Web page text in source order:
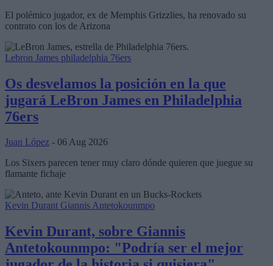
El polémico jugador, ex de Memphis Grizzlies, ha renovado su
contrato con los de Arizona
Lebron James philadelphia 76ers
Os desvelamos la posición en la que
jugará LeBron James en Philadelphia
76ers
Juan López - 06 Aug 2026
Los Sixers parecen tener muy claro dónde quieren que juegue su
flamante fichaje
Kevin Durant Giannis Antetokounmpo
Kevin Durant, sobre Giannis
Antetokounmpo: "Podría ser el mejor